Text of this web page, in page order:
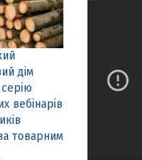
дім
вебінарів
товарним